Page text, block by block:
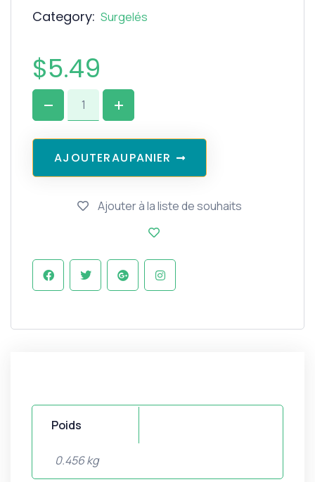
Category: Surgelés
$5.49
AJ OUTERAUPANIER
Ajouter à la liste de souhaits
Poids
0.456 kg